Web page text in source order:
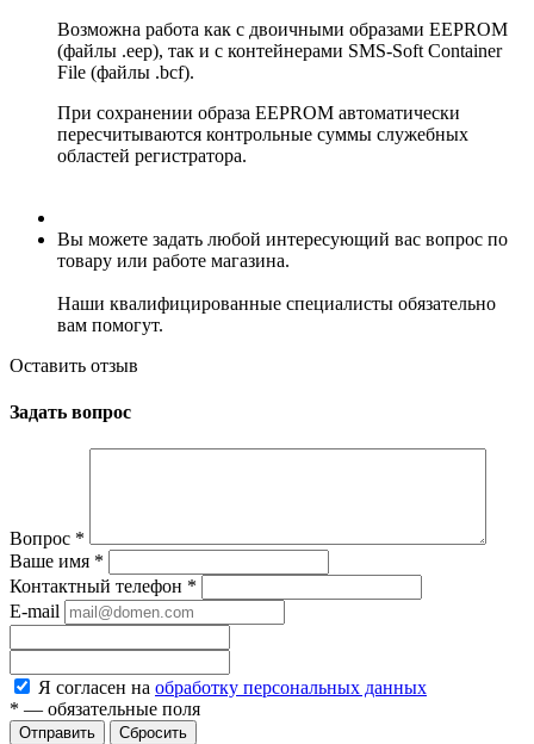
Возможна работа как с двоичными образами EEPROM
(файлы .eep), так и с контейнерами SMS-Soft Container
File (файлы .bcf).
При сохранении образа EEPROM автоматически
пересчитываются контрольные суммы служебных
областей регистратора.
Вы можете задать любой интересующий вас вопрос по
товару или работе магазина.
Наши квалифицированные специалисты обязательно
вам помогут.
Оставить отзыв
Задать вопрос
Вопрос *
Ваше имя *
Контактный телефон *
E-mail
Я согласен на обработку персональных данных
* — обязательные поля
Сбросить